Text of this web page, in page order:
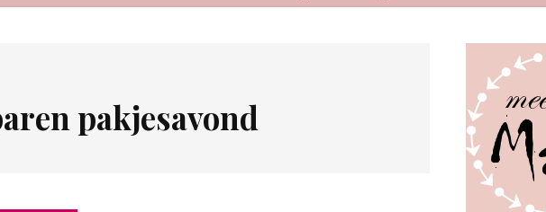
pakjesavond